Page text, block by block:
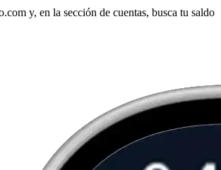
y, en la sección de cuentas, busca tu saldo